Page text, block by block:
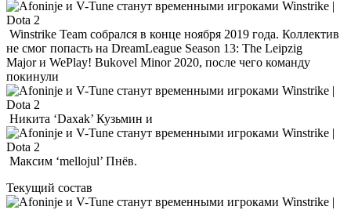
Winstrike Team собрался в конце ноября 2019 года. Коллектив
не смог попасть на DreamLeague Season 13: The Leipzig
Major и WePlay! Bukovel Minor 2020, после чего команду
покинули
Никита ‘Daxak’ Кузьмин и
Максим ‘mellojul’ Пнёв.
Текущий состав